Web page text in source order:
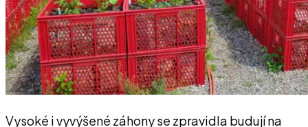
Vysoké i vyvýšené záhony se zpravidla budují na